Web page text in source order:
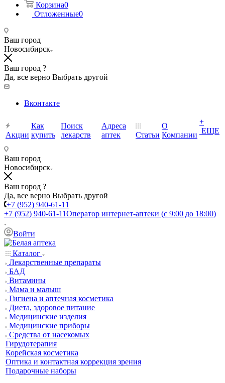
Корзина0
Отложенные0
Ваш город
Новосибирск
Ваш город ?
Да, все верно Выбрать другой
Вконтакте
Акции
Как
купить
Поиск
лекарств
Адреса
аптек
Статьи
О
Компании
+
ЕЩЕ
Ваш город
Новосибирск
Ваш город ?
Да, все верно Выбрать другой
+7 (952) 940-61-11
+7 (952) 940-61-11Оператор интернет-аптеки (с 9:00 до 18:00)
Войти
Каталог
Лекарственные препараты
БАД
Витамины
Мама и малыш
Гигиена и аптечная косметика
Диета, здоровое питание
Медицинские изделия
Медицинские приборы
Средства от насекомых
Гирудотерапия
Корейская косметика
Оптика и контактная коррекция зрения
Подарочные наборы